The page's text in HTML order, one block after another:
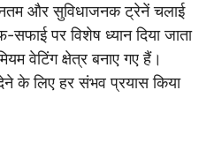
और सुविधाजनक ट्रेनें चलाई
पर विशेष ध्यान दिया जाता
वेटिंग क्षेत्र बनाए गए हैं।
के लिए हर संभव प्रयास किया